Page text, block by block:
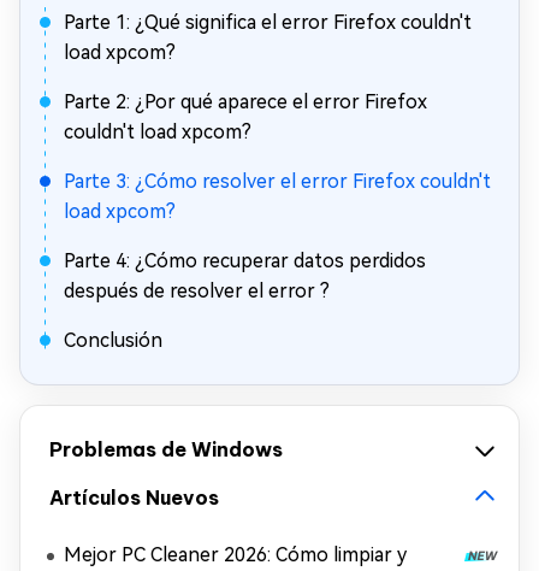
Parte 1: ¿Qué significa el error Firefox couldn't
load xpcom?
Parte 2: ¿Por qué aparece el error Firefox
couldn't load xpcom?
Parte 3: ¿Cómo resolver el error Firefox couldn't
load xpcom?
Parte 4: ¿Cómo recuperar datos perdidos
después de resolver el error ?
Conclusión
Problemas de Windows
Artículos Nuevos
Mejor PC Cleaner 2026: Cómo limpiar y